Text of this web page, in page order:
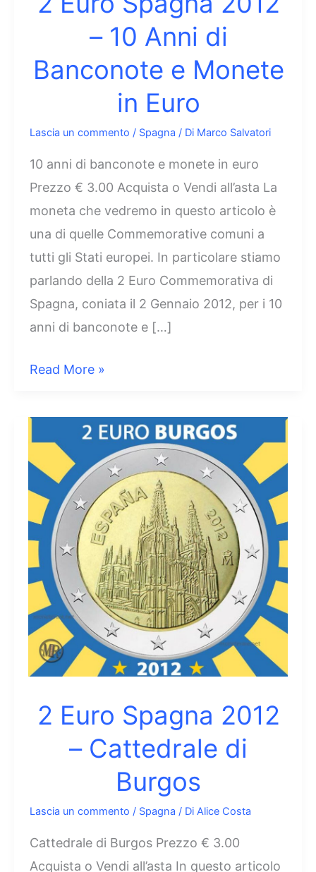
– 10 Anni di
Banconote e Monete
in Euro
Lascia un commento / Spagna / Di Marco Salvatori
10 anni di banconote e monete in euro
Prezzo € 3.00 Acquista o Vendi all’asta La
moneta che vedremo in questo articolo è
una di quelle Commemorative comuni a
tutti gli Stati europei. In particolare stiamo
parlando della 2 Euro Commemorativa di
Spagna, coniata il 2 Gennaio 2012, per i 10
anni di banconote e […]
2
Spagna
2012
–
Anni
Banconote
e
Monete
in
Euro
Read More »
2 Euro Spagna 2012
– Cattedrale di
Burgos
Lascia un commento / Spagna / Di Alice Costa
Cattedrale di Burgos Prezzo € 3.00
Acquista o Vendi all’asta In questo articolo